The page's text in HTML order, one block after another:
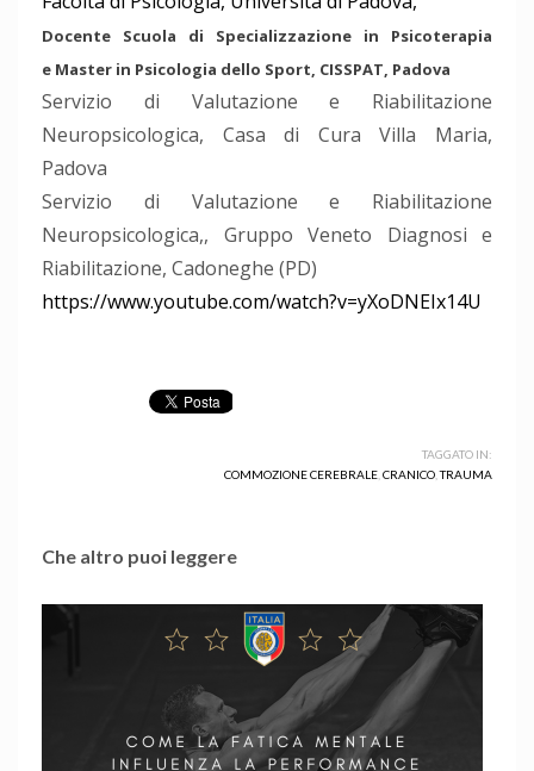
Docente Scuola di Specializzazione in Psicoterapia
e Master in Psicologia dello Sport, CISSPAT, Padova
Servizio di Valutazione e Riabilitazione
Neuropsicologica, Casa di Cura Villa Maria,
Padova
Servizio di Valutazione e Riabilitazione
Neuropsicologica,, Gruppo Veneto Diagnosi e
Riabilitazione, Cadoneghe (PD)
https://www.youtube.com/watch?v=yXoDNEIx14U
TAGGATO IN:
COMMOZIONE CEREBRALE CRANICO ,TRAUMA
Che altro puoi leggere